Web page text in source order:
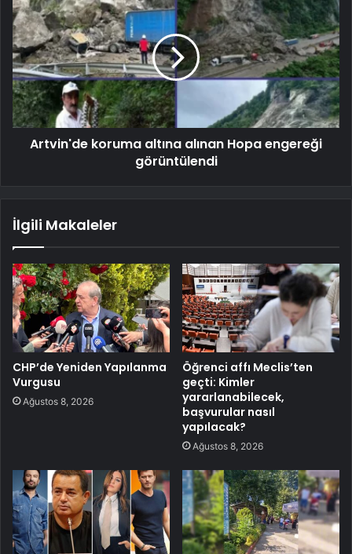
Artvin'de koruma altına alınan Hopa engereği
görüntülendi
İlgili Makaleler
CHP’de Yeniden Yapılanma
Vurgusu
Ağustos 8, 2026
Öğrenci affı Meclis’ten
geçti: Kimler
yararlanabilecek,
başvurular nasıl
yapılacak?
Ağustos 8, 2026